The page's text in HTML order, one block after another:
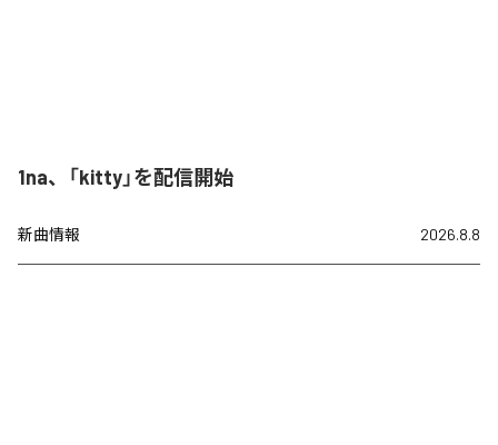
1na、「kitty」を配信開始
新曲情報 2026.8.8